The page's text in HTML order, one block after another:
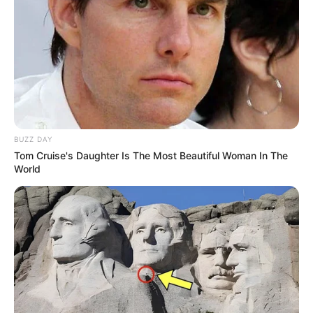
jenisnya adalah kutu. Ada yang tertarik untuk
memakannya?
(foto: pexels/egorkamelev)
2. Sedangkan jenis belalang, jangkrik, dan kecoa
BUZZ DAY
Tom Cruise's Daughter Is The Most Beautiful Woman In The
World